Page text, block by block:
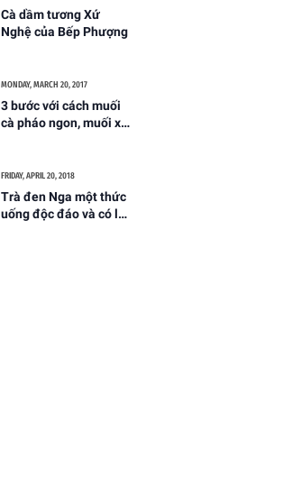
Cà dầm tương Xứ
Nghệ của Bếp Phượng
MONDAY, MARCH 20, 2017
3 bước với cách muối
cà pháo ngon, muối xổi
FRIDAY, APRIL 20, 2018
Trà đen Nga một thức
uống độc đáo và có lợi